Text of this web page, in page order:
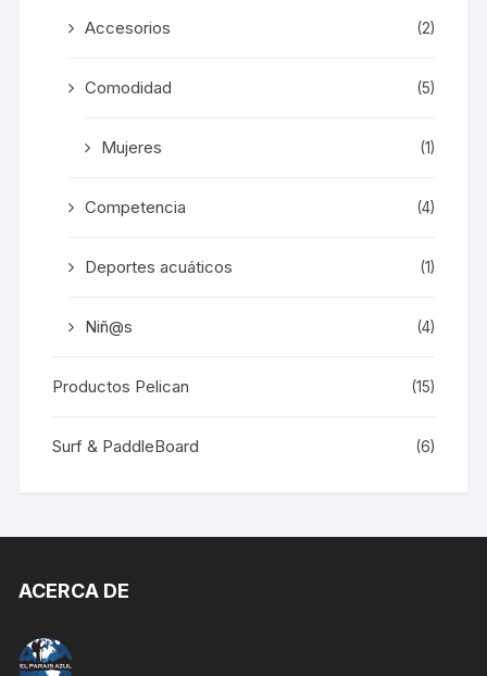
Accesorios (2)
Comodidad (5)
Mujeres (1)
Competencia (4)
Deportes acuáticos (1)
Niñ@s (4)
Productos Pelican (15)
Surf & PaddleBoard (6)
ACERCA DE